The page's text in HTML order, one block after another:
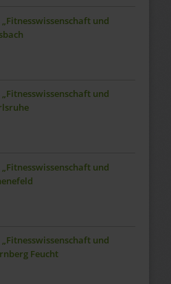
und
und
und
und
Feucht